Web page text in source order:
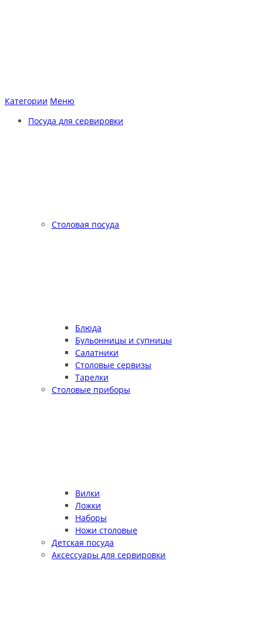
Категории Меню
Посуда для сервировки
Столовая посуда
Блюда
Бульонницы и супницы
Салатники
Столовые сервизы
Тарелки
Столовые приборы
Вилки
Ложки
Наборы
Ножи столовые
Детская посуда
Аксессуары для сервировки